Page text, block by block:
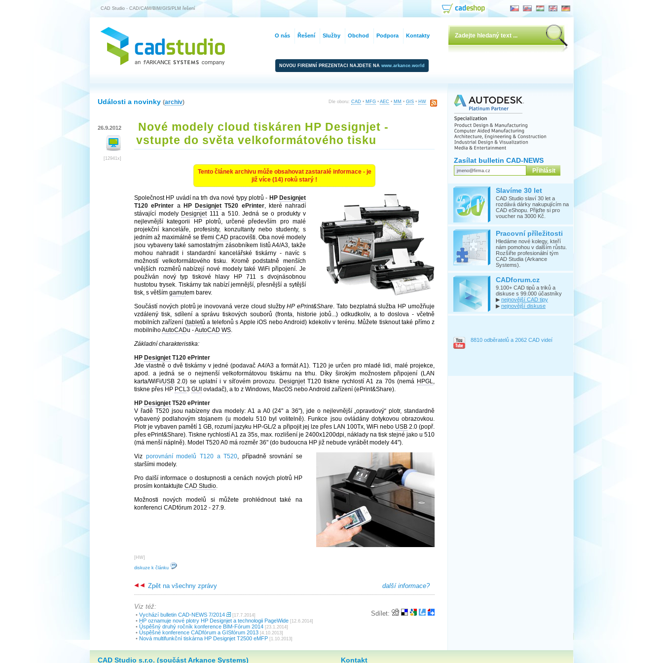
CAD Studio - CAD/CAM/BIM/GIS/PLM řešení
NOVOU FIREMNÍ PREZENTACI NAJDETE NA www.arkance.world
Dle oboru: CAD • MFG • AEC • MM • GIS • HW
Události a novinky (archiv)
26.9.2012
[12941x]
Nové modely cloud tiskáren HP Designjet -
vstupte do světa velkoformátového tisku
Tento článek archivu může obsahovat zastaralé informace - je
již více (14) roků starý !
Společnost HP uvádí na trh dva nové typy plotrů - HP Designjet
T120 ePrinter a HP Designjet T520 ePrinter, které nahradí
stávající modely Designjet111 a 510. Jedná se o produkty v
nejlevnější kategorii HP plotrů, určené především pro malé
projekční kanceláře, profesisty, konzultanty nebo studenty, s
jedním až maximálně se třemi CAD pracovišti. Oba nové modely
jsou vybaveny také samostatným zásobníkem listů A4/A3, takže
mohou nahradit i standardní kancelářské tiskárny - navíc s
možností velkoformátového tisku. Kromě podstatně menších
vnějších rozměrů nabízejí nové modely také WiFi připojení. Je
používán nový typ tiskové hlavy HP 711 s dvojnásobnou
hustotou trysek. Tiskárny tak nabízí jemnější, přesnější a sytější
tisk, s větším gamutem barev.
Součástí nových plotrů je inovovaná verze cloud službyHP ePrint&Share. Tato bezplatná služba HP umožňuje
vzdálený tisk, sdílení a správu tiskových souborů (fronta, historie jobů...) odkudkoliv, a to doslova - včetně
mobilních zařízení (tabletů a telefonů s Apple iOS nebo Android) kdekoliv v terénu. Můžete tisknout také přímo z
mobilníhoAutoCADu -AutoCAD WS.
Základní charakteristika:
HP Designjet T120 ePrinter
Jde vlastně o dvě tiskárny v jedné (podavač A4/A3 a formát A1). T120 je určen pro mladé lidi, malé projekce,
apod. a jedná se o nejmenší velkoformátovou tiskárnu na trhu. Díky širokým možnostem připojení (LAN
karta/WiFi/USB 2.0) se uplatní i v síťovém provozu. DesignjetT120 tiskne rychlostí A1 za 70s (nemá HPGL,
tiskne přes HP PCL3 GUI ovladač), a to z Windows, MacOS nebo Android zařízení (ePrint&Share).
HP Designjet T520 ePrinter
V řadě T520 jsou nabízeny dva modely: A1 a A0 (24" a 36"), jde o nejlevnější „opravdový“ plotr, standardně
vybavený podlahovým stojanem (u modelu 510 byl volitelně). Funkce jsou ovládány dotykovou obrazovkou.
Plotr je vybaven pamětí 1 GB, rozumí jazyku HP-GL/2 a připojit jej lze přes LAN 100Tx, WiFi nebo USB2.0 (popř.
přes ePrint&Share). Tiskne rychlostí A1 za 35s, max. rozlišení je 2400x1200dpi, náklady na tisk stejné jako u 510
(má menší náplně). Model T520 A0 má rozměr 36" (do budoucna HP již nebude vyrábět modely 44").
Viz porovnání modelů T120 a T520, případně srovnání se
staršími modely.
Pro další informace o dostupnosti a cenách nových plotrů HP
prosím kontaktujte CAD Studio.
Možnosti nových modelů si můžete prohlédnout také na
konferenci CADfórum 2012 - 27.9.
[ HW]
diskuze k článku
další informace?
Zpět na všechny zprávy
Sdílet:
Viz též:
• Vychází bulletin CAD-NEWS 7/2014 [17.7.2014]
• HP oznamuje nové plotry HP Designjet a technologii PageWide [12.6.2014]
• Úspěšný druhý ročník konference BIM-Fórum 2014 [23.1.2014]
• Úspěšné konference CADfórum a GISfórum 2013 [4.10.2013]
• Nová multifunkční tiskárna HP Designjet T2500 eMFP [1.10.2013]
Zasílat bulletin CAD-NEWS
Slavíme 30 let
CAD Studio slaví 30 let a
rozdává dárky nakupujícím na
CAD eShopu. Přijďte si pro
voucher na 3000 Kč.
Pracovní příležitosti
Hledáme nové kolegy, kteří
nám pomohou v dalším růstu.
Rozšiřte profesionální tým
CAD Studia (Arkance
Systems).
CADforum.cz
9.100+ CAD tipů a triků a
diskuse s 99.000 účastníky
▶ nejnovější CAD tipy
▶ nejnovější diskuse
8810 odběratelů a 2062 CAD videí
CAD Studio s.r.o. (součást Arkance Systems) Kontakt
O nás Řešení Služby Obchod Podpora Kontakty